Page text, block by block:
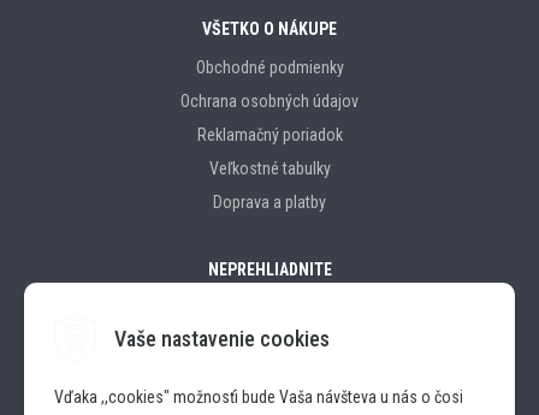
Vaše nastavenie cookies
Vďaka ,,cookies" možnosťi bude Vaša návšteva u nás o čosi
VŠETKO O NÁKUPE
Obchodné podmienky
Ochrana osobných údajov
Reklamačný poriadok
Veľkostné tabulky
Doprava a platby
NEPREHLIADNITE